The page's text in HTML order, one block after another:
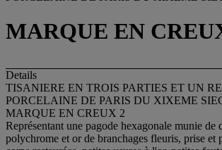
MARQUE EN
Details
TISANIERE EN TROIS PARTIES ET UN
PORCELAINE DE PARIS DU XIXEME
MARQUE EN CREUX 2
Représentant une pagode hexagonale munie de
polychrome et or de branchages fleuris, prise et